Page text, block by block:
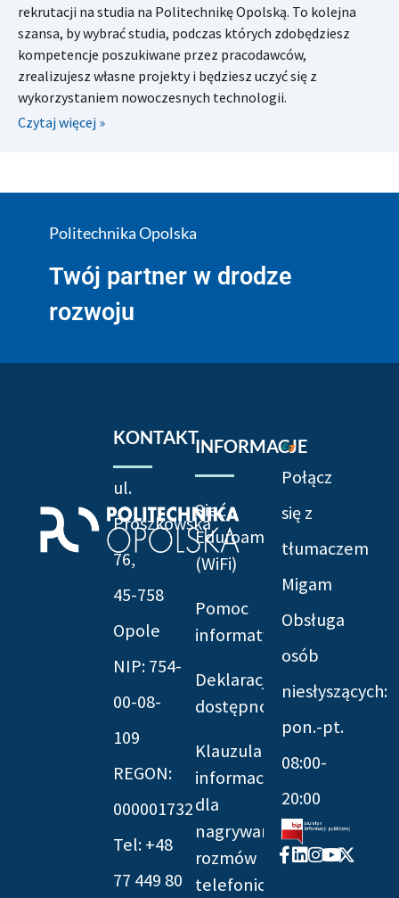
rekrutacji na studia na Politechnikę Opolską. To kolejna
szansa, by wybrać studia, podczas których zdobędziesz
kompetencje poszukiwane przez pracodawców,
zrealizujesz własne projekty i będziesz uczyć się z
wykorzystaniem nowoczesnych technologii.
Czytaj więcej »
Politechnika Opolska
Twój partner w drodze
rozwoju
KONTAKT
ul.
Prószkowska
76,
45-758
Opole
NIP: 754-
00-08-
109
REGON:
000001732
Tel: +48
77 449 80
INFORMACJE
Sieć
Eduroam
(WiFi)
Pomoc
informatyczna
Deklaracja
dostępności
Klauzula
informacyjna
dla
nagrywania
rozmów
telefonicznych
Połącz
się z
tłumaczem
Migam
Obsługa
osób
niesłyszących:
pon.-pt.
08:00-
20:00
Facebook-
f
Linkedin
Instagram
Youtube
X-
twitter